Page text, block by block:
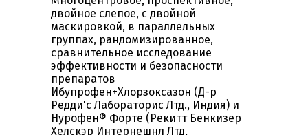
двойное слепое, с двойной
маскировкой, в параллельных
группах, рандомизированное,
сравнительное исследование
эффективности и безопасности
препаратов
Ибупрофен+Хлорзоксазон (Д-р
Редди'с Лабораторис Лтд., Индия) и
Нурофен® Форте (Рекитт Бенкизер
Хелскэр Интернешнл Лтд,